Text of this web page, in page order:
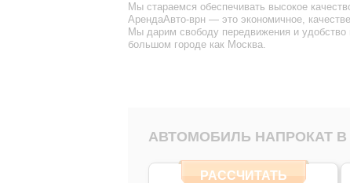
Мы стараемся обеспечивать высокое
АрендаАвто-врн — это экономичное,
Мы дарим свободу передвижения и удобство
большом городе как Москва.
АВТОМОБИЛЬ НАПРОКАТ
РАССЧИТАТЬ